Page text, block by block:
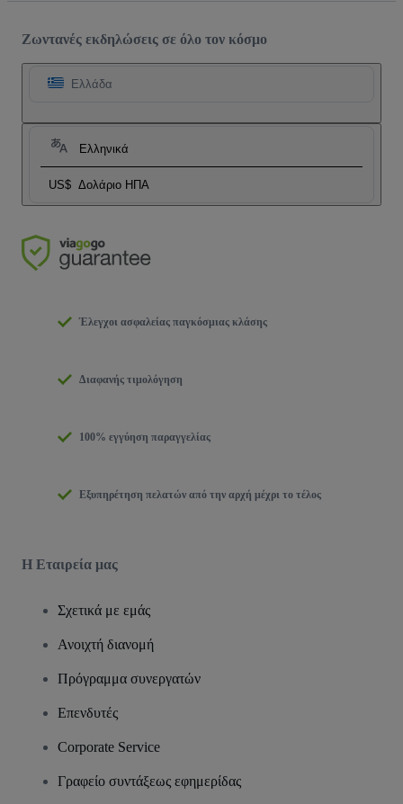
Ζωντανές εκδηλώσεις σε όλο τον κόσμο
Ελλάδα
Ελληνικά
US$ Δολάριο ΗΠΑ
Έλεγχοι ασφαλείας παγκόσμιας κλάσης
Διαφανής τιμολόγηση
100% εγγύηση παραγγελίας
Εξυπηρέτηση πελατών από την αρχή μέχρι το τέλος
Η Εταιρεία μας
Σχετικά με εμάς
Ανοιχτή διανομή
Πρόγραμμα συνεργατών
Επενδυτές
Corporate Service
Γραφείο συντάξεως εφημερίδας